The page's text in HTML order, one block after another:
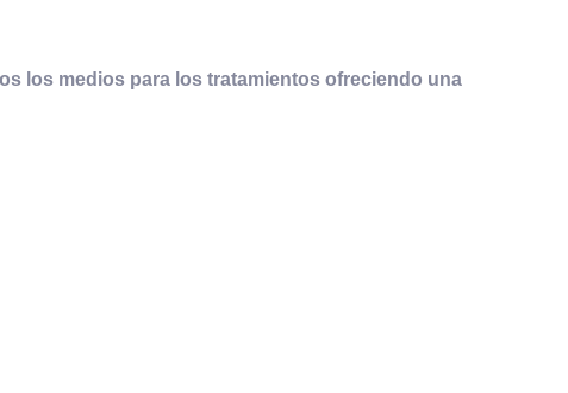
los medios para los tratamientos ofreciendo una